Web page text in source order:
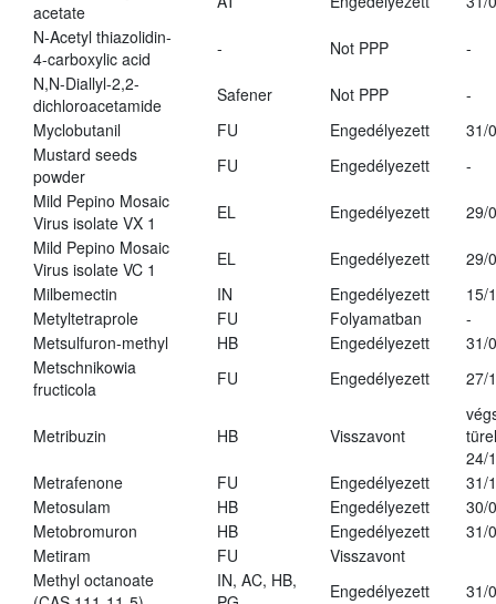
acetate
N-Acetyl thiazolidin-
4-carboxylic acid
- Not PPP
-
N,N-Diallyl-2,2-
dichloroacetamide
Safener Not PPP
-
Myclobutanil
FU Engedélyezett
31/
Mustard seeds
powder
FU Engedélyezett
-
Mild Pepino Mosaic
Virus isolate VX 1
EL Engedélyezett
29/
Mild Pepino Mosaic
Virus isolate VC 1
EL Engedélyezett
29/
Milbemectin
IN Engedélyezett
15/
Metyltetraprole
FU Folyamatban
-
Metsulfuron-methyl
HB Engedélyezett
31/
Metschnikowia
fructicola
FU Engedélyezett 27/
Metribuzin HB Visszavont
24/
Metrafenone
FU Engedélyezett
31/
Metosulam
HB Engedélyezett
30/
Metobromuron
HB Engedélyezett
31/
Metiram
FU
Visszavont
Methyl octanoate
IN, AC, HB,
Engedélyezett 31/